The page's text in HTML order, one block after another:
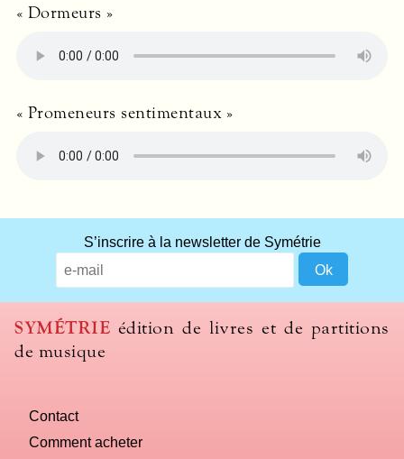
« Dormeurs »
« Promeneurs sentimentaux »
S’inscrire à la newsletter de Symétrie
SYMÉTRIE édition de livres et de partitions
de musique
Contact
Comment acheter